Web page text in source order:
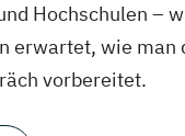
Hochschulen –
erwartet, wie
vorbereitet.